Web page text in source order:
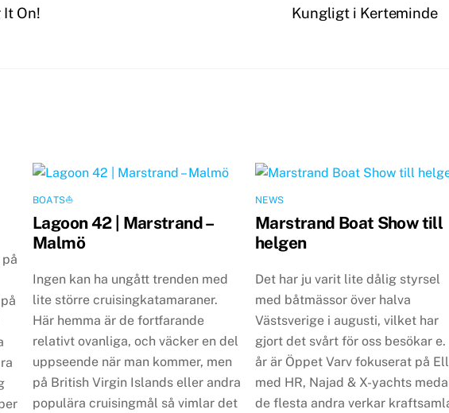
It On! Kungligt i Kerteminde
BOATS⛵️
Lagoon 42 | Marstrand –
Malmö
Ingen kan ha ungått trenden med
lite större cruisingkatamaraner.
Här hemma är de fortfarande
relativt ovanliga, och väcker en del
uppseende när man kommer, men
på British Virgin Islands eller andra
populära cruisingmål så vimlar det
NEWS
Marstrand Boat Show till
helgen
Det har ju varit lite dålig styrsel
med båtmässor över halva
Västsverige i augusti, vilket har
gjort det svårt för oss besökar e.
år är Öppet Varv fokuserat på
med HR, Najad & X-yachts
de flesta andra verkar